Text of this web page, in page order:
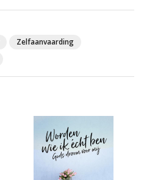
Zelfaanvaarding